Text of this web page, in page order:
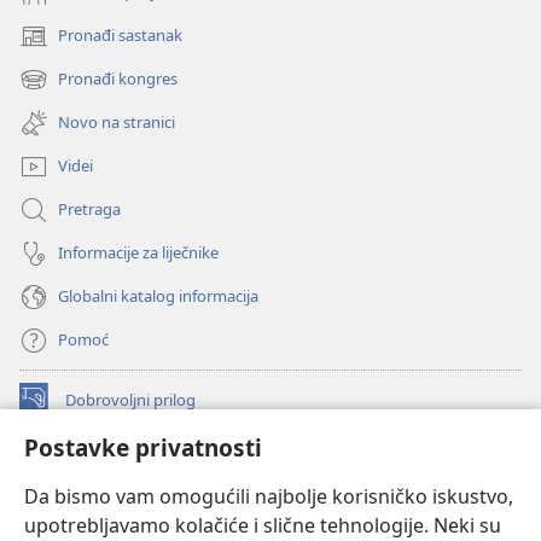
Postavke privatnosti
Da bismo vam omogućili najbolje korisničko iskustvo,
upotrebljavamo kolačiće i slične tehnologije. Neki su
Pronađi sastanak
(otvara
se
novi
prozor)
Pronađi kongres
(otvara
se
novi
prozor)
Novo na stranici
Videi
Pretraga
Informacije za liječnike
Globalni katalog informacija
Pomoć
Dobrovoljni prilog
(otvara
novi
INTERNETSKA BIBLIOTEKA Watchtower
se
novi
JW Hub
(otvara